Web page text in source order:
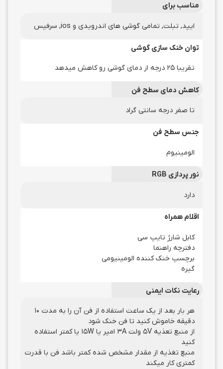
مناسب برای
ایپد, تبلت, تمامی گوشی های اندرویدی و ios, سرفیس
توان خنک سازی گوشی
تقریبا 25 درجه از دمای گوشی رو کاهش میدهد
کاهش دمای سطح فن
تا صفر درجه سانتی گراد
جنس سطح فن
الومینیوم
نور پردازی RGB
دارد
اقلام همراه
کابل شارژ تایپ سی
دفترچه راهنما
برچسپ خنک کننده الومینیومی
گیره
رعایت نکات ایمنی
هر بار بعد از یک ساعت استفاده از فن آن را به مدت 10
دقیقه خاموش کنید تا فن خنک شود
از منبع تعذیه 5V ولت 3A امپر یا 15W یا کمتر استفاده
کنید
منبع تغذیه از مقدار مشخص شده کمتر باشد فن با قدرت
کمتری کار میکند